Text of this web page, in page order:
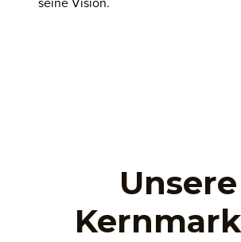
seine Vision.
Unsere